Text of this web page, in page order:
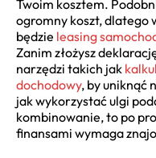
Twoim kosztem.
ogromny koszt, dlatego
będzie leasing
Zanim złożysz
narzędzi takich jak
dochodowy, by uniknąć
jak wykorzystać ulgi
kombinowanie, to po
finansami wymaga